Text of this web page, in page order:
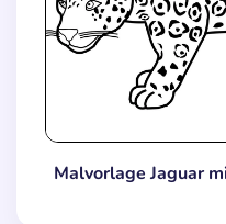
Malvorlage Jaguar